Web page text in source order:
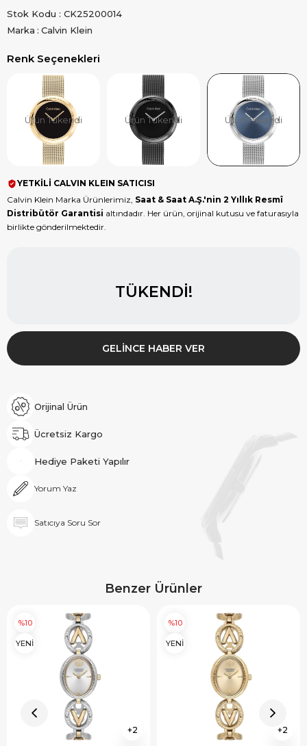
Stok Kodu
CK25200014
Marka : Calvin Klein
Renk Seçenekleri
Ürün Tükendi Ürün Tükendi Ürün Tükendi
YETKİLİ CALVIN KLEIN SATICISI
Calvin Klein Marka Ürünlerimiz, Saat & Saat A.Ş.'nin 2 Yıllık Resmî
Distribütör Garantisi altındadır. Her ürün, orijinal kutusu ve faturasıyla
birlikte gönderilmektedir.
TÜKENDI!
GELINCE HABER VER
Orijinal Ürün
Ücretsiz Kargo
Hediye Paketi Yapılır
Yorum Yaz
Satıcıya Soru Sor
Benzer Ürünler
2
%10
YENİ
2
%10
YENİ